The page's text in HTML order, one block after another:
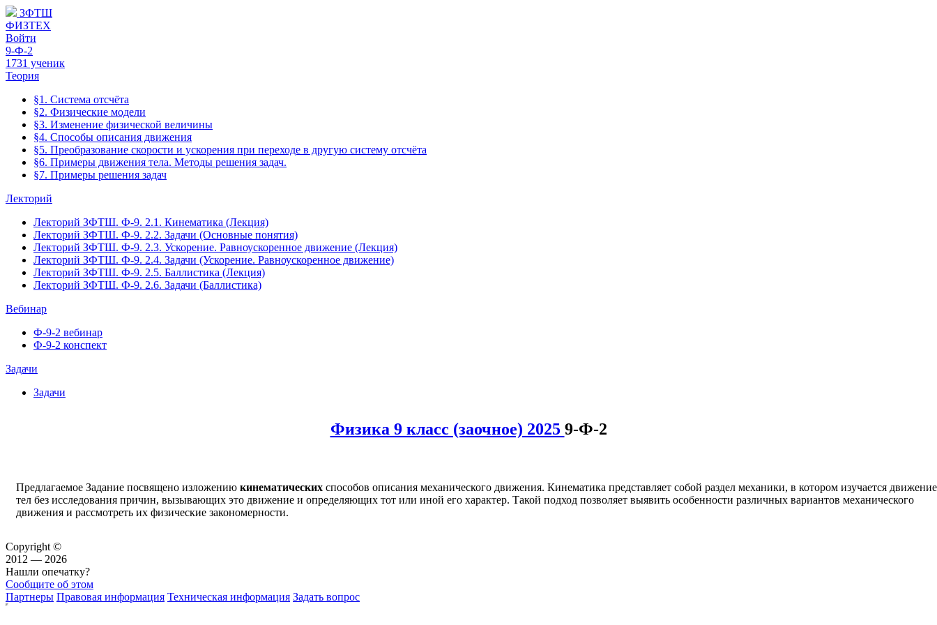
ЗФТШ
ФИЗТЕХ
Войти
9-Ф-2
1731 ученик
Теория
§1. Система отсчёта
§2. Физические модели
§3. Изменение физической величины
§4. Способы описания движения
§5. Преобразование скорости и ускорения при переходе в другую систему отсчёта
§6. Примеры движения тела. Методы решения задач.
§7. Примеры решения задач
Лекторий
Лекторий ЗФТШ. Ф-9. 2.1. Кинематика (Лекция)
Лекторий ЗФТШ. Ф-9. 2.2. Задачи (Основные понятия)
Лекторий ЗФТШ. Ф-9. 2.3. Ускорение. Равноускоренное движение (Лекция)
Лекторий ЗФТШ. Ф-9. 2.4. Задачи (Ускорение. Равноускоренное движение)
Лекторий ЗФТШ. Ф-9. 2.5. Баллистика (Лекция)
Лекторий ЗФТШ. Ф-9. 2.6. Задачи (Баллистика)
Вебинар
Ф-9-2 вебинар
Ф-9-2 конспект
Задачи
Задачи
Физика 9 класс (заочное) 2025 9-Ф-2
Предлагаемое Задание посвящено изложению кинематических способов описания механического движения. Кинематика представляет собой раздел механики, в котором изучается движение
тел без исследования причин, вызывающих это движение и определяющих тот или иной его характер. Такой подход позволяет выявить особенности различных вариантов механического
движения и рассмотреть их физические закономерности.
Copyright ©
2012 — 2026
Нашли опечатку?
Сообщите об этом
Партнеры Правовая информация Техническая информация Задать вопрос